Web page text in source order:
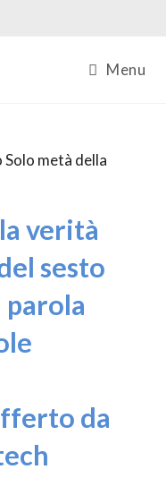
Menu
verità
sesto
da